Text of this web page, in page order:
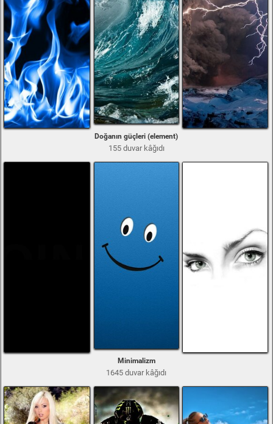
Doğanın güçleri (element)
155 duvar kâğıdı
Minimalizm
1645 duvar kâğıdı